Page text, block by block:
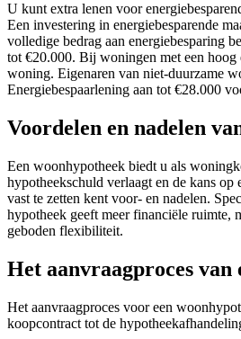
U kunt extra lenen voor
Een investering in energiebesparende
volledige bedrag aan energiebesparing
tot €20.000. Bij woningen met een hoog
woning. Eigenaren van niet-duurzame
Energiebespaarlening aan tot €28.000
Voordelen en nadelen
Een woonhypotheek biedt u als
hypotheekschuld verlaagt en de kans
vast te zetten kent voor- en nadelen.
hypotheek geeft meer financiële ruimte,
geboden flexibiliteit.
Het aanvraagproces van
Het aanvraagproces voor een
koopcontract tot de